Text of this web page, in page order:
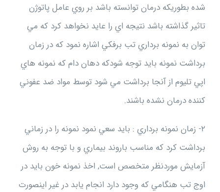
شده بطوريكه درمان توانسته باشد بر روي عامل پاتوژن
تاثير گذاشته باشد نتيجه اي را عايد نخواهد كرد كه مي
توان به نمونه برداري تب برفكي اشاره نمود كه در زمان
برداشت نمونه بايد توجه شودكه دهان دام كه نمونه هاي
اپي تليوم از آنجا برداشت مي شود توسط مواد ضد عفوني
كننده درمان نشده باشند.
۲- زمان نمونه برداري : بايد سعي نمود نمونه را در زماني
برداشت كرد كه مناسب باروند بيماري و با توجه به روش
آزمايش موردنظر متخصص است, اخذ نمونه خون بايد در
اوج تب هنگامي كه وجود دارد انجام يابد در غير اينصورت